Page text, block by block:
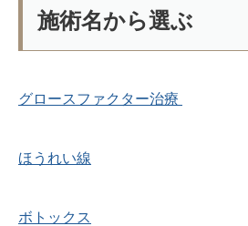
施術名から選ぶ
グロースファクター治療
ほうれい線
ボトックス